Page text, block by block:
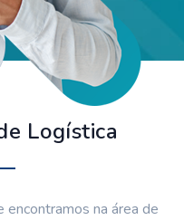
Logística
na área de